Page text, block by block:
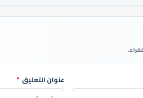
عنوان التعليق *